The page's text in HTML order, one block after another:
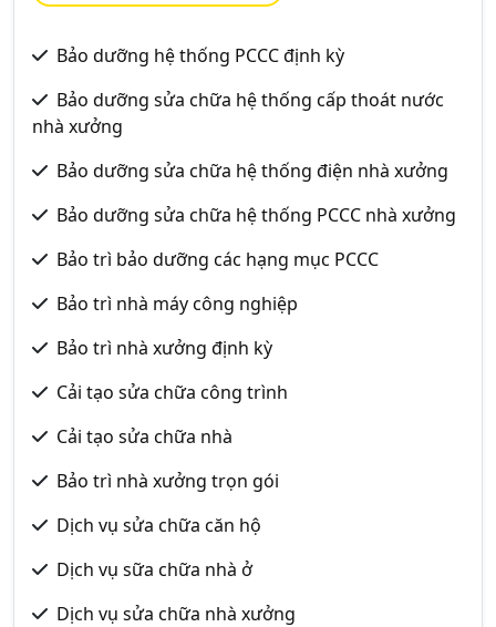
Bảo dưỡng hệ thống PCCC định kỳ
Bảo dưỡng sửa chữa hệ thống cấp thoát nước
nhà xưởng
Bảo dưỡng sửa chữa hệ thống điện nhà xưởng
Bảo dưỡng sửa chữa hệ thống PCCC nhà xưởng
Bảo trì bảo dưỡng các hạng mục PCCC
Bảo trì nhà máy công nghiệp
Bảo trì nhà xưởng định kỳ
Cải tạo sửa chữa công trình
Cải tạo sửa chữa nhà
Bảo trì nhà xưởng trọn gói
Dịch vụ sửa chữa căn hộ
Dịch vụ sữa chữa nhà ở
Dịch vụ sửa chữa nhà xưởng